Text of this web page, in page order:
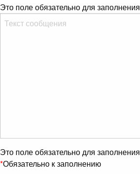
Это поле обязательно для заполнения
Это поле обязательно для заполнения
*Обязательно к заполнению